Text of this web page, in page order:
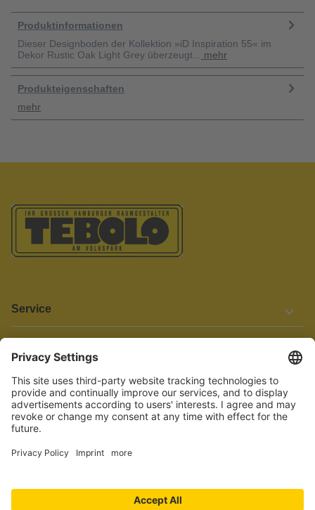
Produktinformationen
Dieser Designboden der Kollektion »iD Inspiration 55« im
Dekor Rustic Oak Light Grey überzeugt...
mehr
Produkteigenschaften
mehr
Service
Informationen
Barrierefreiheit
Wir bemühen uns, unsere Website barrierefrei zu gestalten.
Einige Inhalte und Funktionen sind derzeit jedoch noch nicht
vollständig zugänglich. Wenn Sie auf Barrieren stoßen oder Hilfe
benötigen, kontaktieren Sie uns bitte unter service[at]knutzen.de.
Vertrag widerrufen
© 2026 TEBOLO